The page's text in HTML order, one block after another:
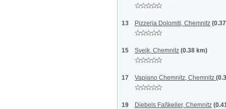
13 Pizzeria Dolomiti, Chemnitz
15 Svejk, Chemnitz (0.38 km)
17 Vapiano Chemnitz, Chemnitz
19 Diebels Faßkeller, Chemnitz